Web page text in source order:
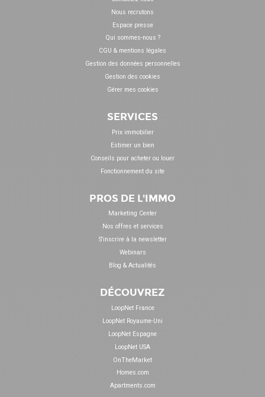
Nous recrutons
Espace presse
Qui sommes-nous ?
CGU & mentions légales
Gestion des données personnelles
Gestion des cookies
Gérer mes cookies
SERVICES
Prix immobilier
Estimer un bien
Conseils pour acheter ou louer
Fonctionnement du site
PROS DE L'IMMO
Marketing Center
Nos offres et services
S'inscrire à la newsletter
Webinars
Blog & Actualités
DÉCOUVREZ
LoopNet France
LoopNet Royaume-Uni
LoopNet Espagne
LoopNet USA
OnTheMarket
Homes.com
Apartments.com